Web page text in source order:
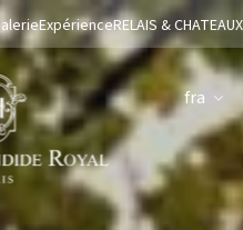
ExpérienceRELAIS & CHATEAUX
fra